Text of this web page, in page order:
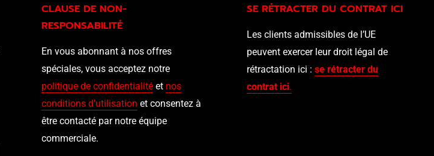
CLAUSE DE NON-
RESPONSABILITÉ
En vous abonnant à nos offres
spéciales, vous acceptez notre
politique de confidentialité et nos
conditions d'utilisation et consentez à
être contacté par notre équipe
commerciale.
SE RÉTRACTER DU CONTRAT ICI
Les clients admissibles de l’UE
peuvent exercer leur droit légal de
rétractation ici : se rétracter du
contrat ici.